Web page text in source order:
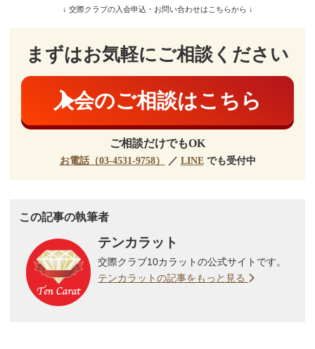
↓ 交際クラブの入会申込・お問い合わせはこちらから ↓
まずはお気軽にご相談ください
入会のご相談はこちら
ご相談だけでもOK
お電話（03-4531-9758） ／ LINEでも受付中
この記事の執筆者
テンカラット
交際クラブ10カラットの公式サイトです。
テンカラットの記事をもっと見る